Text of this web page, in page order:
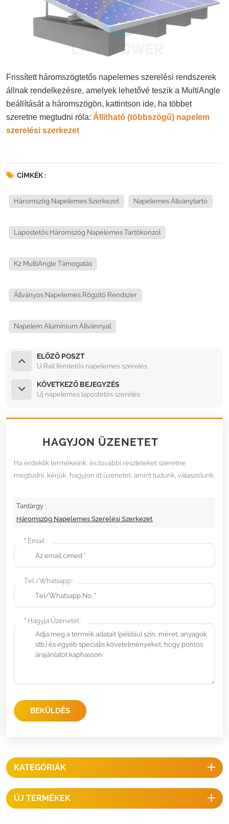
Frissített háromszögtetős napelemes szerelési rendszerek
állnak rendelkezésre, amelyek lehetővé teszik a MultiAngle
beállítását a háromszögön, kattintson ide, ha többet
szeretne megtudni róla: Állítható (többszögű) napelem
szerelési szerkezet
CÍMKÉK :
Háromszög Napelemes Szerkezet Napelemes Állványtartó
Lapostetős Háromszög Napelemes Tartókonzol
K2 MultiAngle Támogatás
Állványos Napelemes Rögzítő Rendszer
Napelem Alumínium Állvánnyal
ELŐZŐ POSZT
U Rail fémtetős napelemes szerelés
KÖVETKEZŐ BEJEGYZÉS
Új napelemes lapostetős szerelés
HAGYJON ÜZENETET
Ha érdeklik termékeink, és további részleteket szeretne
megtudni, kérjük, hagyjon itt üzenetet, amint tudunk, válaszolunk.
Tantárgy :
Háromszög Napelemes Szerelési Szerkezet
* Email :
Tel /Whatsapp:
* Hagyja Üzenetét :
BEKÜLDÉS
KATEGÓRIÁK
ÚJ TERMÉKEK